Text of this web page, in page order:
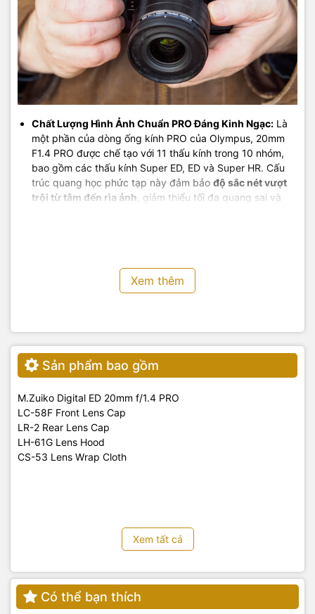
Chất Lượng Hình Ảnh Chuẩn PRO Đáng Kinh Ngạc: Là
một phần của dòng ống kính PRO của Olympus, 20mm
F1.4 PRO được chế tạo với 11 thấu kính trong 10 nhóm,
bao gồm các thấu kính Super ED, ED và Super HR. Cấu
trúc quang học phức tạp này đảm bảo độ sắc nét vượt
trội từ tâm đến rìa ảnh , giảm thiểu tối đa quang sai và
lại hiệu suất vượt trội, ống kính này vẫn giữ được kích
thước nhỏ gọn và trọng lượng nhẹ, hoàn hảo để bạn
bạn yên tâm sáng tạo trong mọi điều kiện thời tiết, từ
những cơn mưa bất chợt đến môi trường khắc nghiệt.
Lấy Nét Nhanh Chóng và Êm Ái:
hệ thống lấy nét tự động chính xác và cực kỳ yên tĩnh,
tưởng cho cả việc quay video mà không lo tiếng ồn.
Xem thêm
Sản phẩm bao gồm
M.Zuiko Digital ED 20mm f/1.4 PRO
LC-58F Front Lens Cap
LR-2 Rear Lens Cap
LH-61G Lens Hood
CS-53 Lens Wrap Cloth
Xem tất cả
Có thể bạn thích